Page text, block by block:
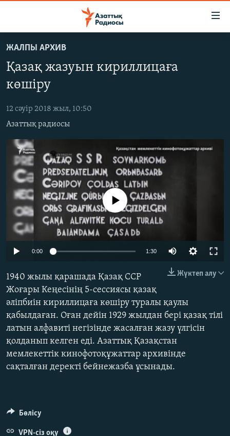
to
main
content
to
Navigation
Skip
Search
САЯСАТ
AZATTYQTV
ҚАҢТАР ОҚИҒАСЫ
АДАМ ҚҰҚЫҚТАРЫ
ӘЛЕУМЕТ
ӘЛЕМ
АРНАЙЫ ЖОБАЛАР
Русский
Басқа тілдерде
ЖАЛПЫ АРХИВ
Қазақ жазуын кириллицаға
көшіру
12 сәуір 2018 жыл, 10:50
Азаттық радиосы
No media source currently available
0:00 1:30
Жүктеп алу
1940 жылы қарашада Қазақ ССР
Жоғары Кеңесінің 5-сессиясы қазақ
әліпбиін кириллицаға көшіру туралы қаулы
қабылдаған. Оған дейін 1929 жылдан бері қазақ тілі
латын алфавиті негізінде жасалған жазу үлгісін
қолданып келген еді. Азаттық Қазақстан
мемлекеттік кинофотоқұжаттар архивінде
сақталған деректі бейнежазба ұсынады.
Бөлісу
VPN-сіз оқу